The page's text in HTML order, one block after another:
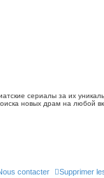
сериалы за их
новых драм на любой
Supprimer
contacter